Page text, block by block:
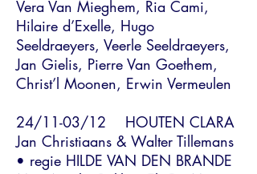
Vera Van Mieghem, Ria Cami,
Hilaire d’Exelle, Hugo
Seeldraeyers, Veerle Seeldraeyers,
Jan Gielis, Pierre Van Goethem,
Christ’l Moonen, Erwin Vermeulen
24/11-03/12 HOUTEN CLARA
Jan Christiaans & Walter Tillemans
• regie HILDE VAN DEN BRANDE